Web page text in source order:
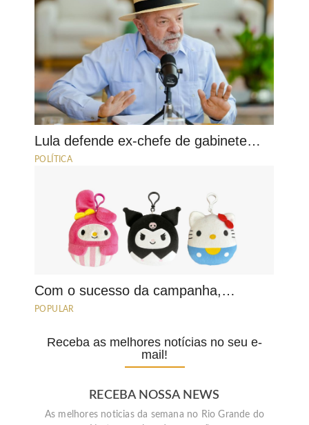
Lula defende ex-chefe de gabinete…
POLÍTICA
Com o sucesso da campanha,…
POPULAR
Receba as melhores notícias no seu e-
mail!
RECEBA NOSSA NEWS
As melhores noticias da semana no Rio Grande do